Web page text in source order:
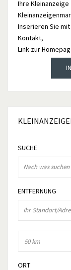
Ihre
Inserieren Sie
Kontakt,
Link zur
SUCHE
ENTFERNUNG
ORT